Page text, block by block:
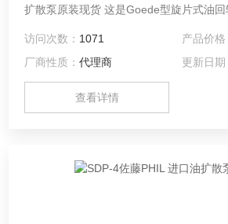
扩散泵原装现货 这是Goede型旋片式
访问次数： 1071 产品价格
厂商性质：代理商 更新日期
查看详情